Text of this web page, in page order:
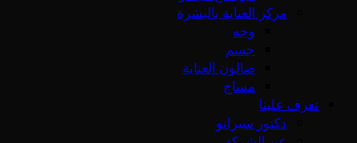
مركز العناية بالبشرة
وجه
جسم
صالون العناية
مساج
تعرف علينا
دكتور سيرانو